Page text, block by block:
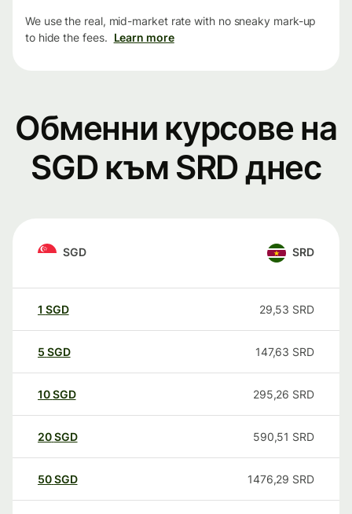
We use the real, mid-market rate with no sneaky mark-up
to hide the fees. Learn more
Обменни курсове на
SGD към SRD днес
SGD SRD
1 SGD 29,53 SRD
5 SGD 147,63 SRD
10SGD 295,26 SRD
20SGD 590,51 SRD
50SGD 1476,29 SRD